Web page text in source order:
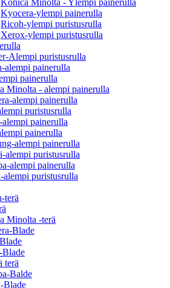
Konica Minolta - Ylempi painerulla
Kyocera-ylempi painerulla
Ricoh-ylempi puristusrulla
Xerox-ylempi puristusrulla
Alempi puristusrulla
alempi painerulla
painerulla
Minolta - alempi painerulla
alempi painerulla
puristusrulla
painerulla
painerulla
alempi painerulla
alempi puristusrulla
alempi painerulla
alempi puristusrulla
terä
Minolta -terä
Blade
Blade
terä
Balde
Blade